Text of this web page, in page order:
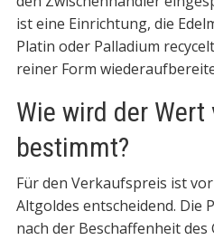
ist eine Einrichtung, die
Platin oder Palladium
reiner Form
Wie wird der
bestimmt?
Für den Verkaufspreis ist
Altgoldes entscheidend. Die
nach der Beschaffenheit des